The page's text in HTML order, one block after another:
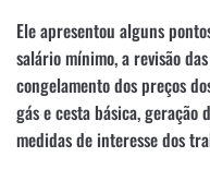
Ele apresentou alguns
salário mínimo, a revisão
congelamento dos preços
gás e cesta básica,
medidas de interesse dos